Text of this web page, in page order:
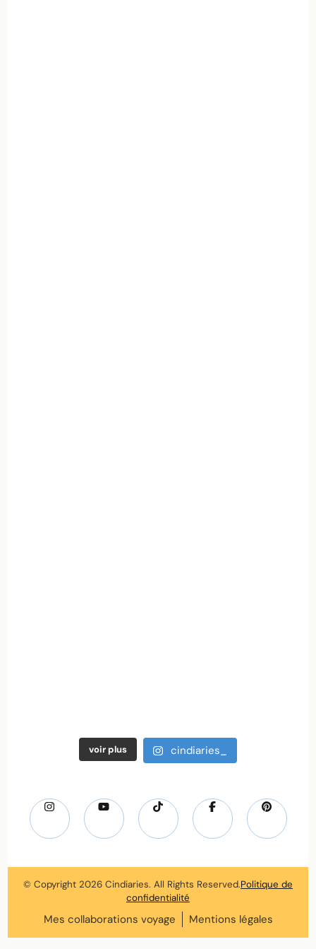
voir plus cindiaries_
© Copyright 2026 Cindiaries. All Rights Reserved.Politique de
confidentialité
Mes collaborations voyage Mentions légales